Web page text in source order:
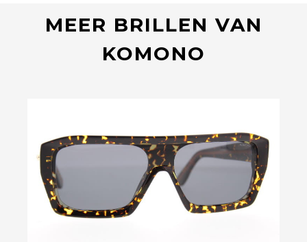
MEER BRILLEN VAN
KOMONO
Bekijk deze bril